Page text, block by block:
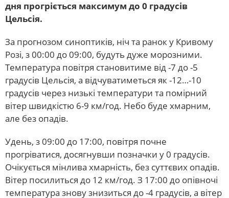
дня прогріється максимум до 0 градусів
Цельсія.
За прогнозом синоптиків, ніч та ранок у Кривому
Розі, з 00:00 до 09:00, будуть дуже морозними.
Температура повітря становитиме від -7 до -5
градусів Цельсія, а відчуватиметься як -12…-10
градусів через низькі температури та помірний
вітер швидкістю 6-9 км/год. Небо буде хмарним,
але без опадів.
Удень, з 09:00 до 17:00, повітря почне
прогріватися, досягнувши позначки у 0 градусів.
Очікується мінлива хмарність, без суттєвих опадів.
Вітер посилиться до 12 км/год. З 17:00 до опівночі
температура знову знизиться до -4 градусів, а вітер